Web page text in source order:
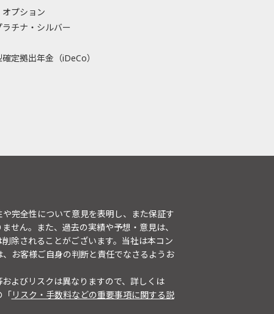
プション
ラチナ・シルバー
定拠出年金（iDeCo）
完全性について意見を表明し、また保証す
せん。また、過去の実績や予想・意見は、
除されることがございます。当社は本コン
お客様ご自身の判断と責任でなさるようお
よびリスクは異なりますので、詳しくは
「リスク・手数料などの重要事項に関する説